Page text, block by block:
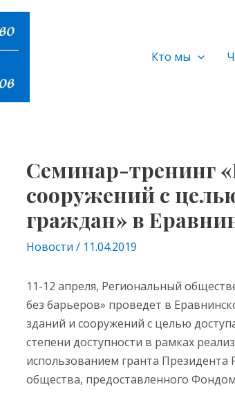
Кто мы
Семинар-тренинг
сооружений с
граждан» в
Новости / 11.04.2019
11-12 апреля, Региональный
без барьеров» проведет в
зданий и сооружений с целью
степени доступности в рамках
использованием гранта Президента
общества, предоставленного
Навигация